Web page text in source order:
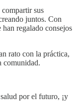
sus
juntos. Con
regalado consejos
rato con la práctica,
comunidad.
por el futuro, ¡y